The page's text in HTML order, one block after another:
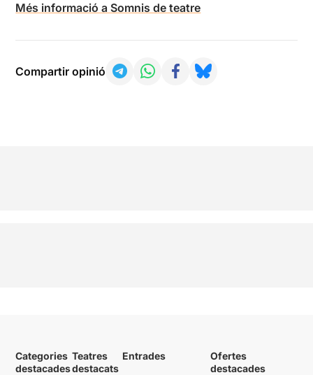
Més informació a Somnis de teatre
Compartir opinió
Categories
destacades
Teatres
destacats
Entrades
Ofertes
destacades